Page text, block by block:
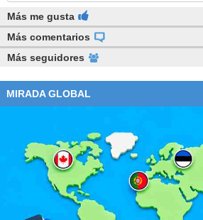
Más me gusta
Más comentarios
Más seguidores
MIRADA GLOBAL